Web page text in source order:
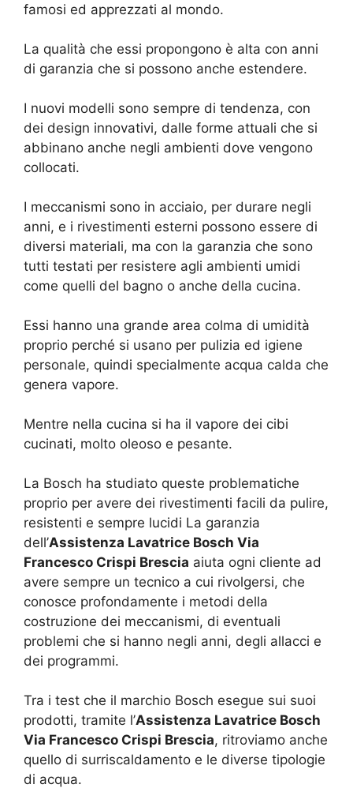
famosi ed apprezzati al mondo.
La qualità che essi propongono è alta con anni
di garanzia che si possono anche estendere.
I nuovi modelli sono sempre di tendenza, con
dei design innovativi, dalle forme attuali che si
abbinano anche negli ambienti dove vengono
collocati.
I meccanismi sono in acciaio, per durare negli
anni, e i rivestimenti esterni possono essere di
diversi materiali, ma con la garanzia che sono
tutti testati per resistere agli ambienti umidi
come quelli del bagno o anche della cucina.
Essi hanno una grande area colma di umidità
proprio perché si usano per pulizia ed igiene
personale, quindi specialmente acqua calda che
genera vapore.
Mentre nella cucina si ha il vapore dei cibi
cucinati, molto oleoso e pesante.
La Bosch ha studiato queste problematiche
proprio per avere dei rivestimenti facili da pulire,
resistenti e sempre lucidi La garanzia
dell’Assistenza Lavatrice Bosch Via
Francesco Crispi Brescia aiuta ogni cliente ad
avere sempre un tecnico a cui rivolgersi, che
conosce profondamente i metodi della
costruzione dei meccanismi, di eventuali
problemi che si hanno negli anni, degli allacci e
dei programmi.
Tra i test che il marchio Bosch esegue sui suoi
prodotti, tramite l’Assistenza Lavatrice Bosch
Via Francesco Crispi Brescia, ritroviamo anche
quello di surriscaldamento e le diverse tipologie
di acqua.